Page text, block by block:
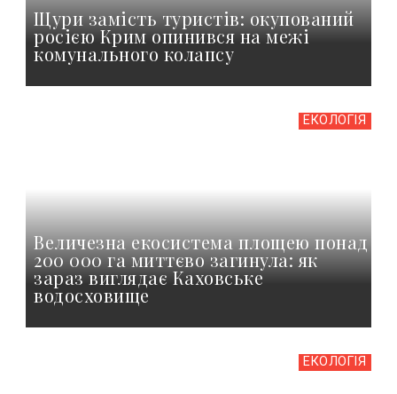
Щури замість туристів: окупований
росією Крим опинився на межі
комунального колапсу
ЕКОЛОГІЯ
Величезна екосистема площею понад
200 000 га миттєво загинула: як
зараз виглядає Каховське
водосховище
ЕКОЛОГІЯ